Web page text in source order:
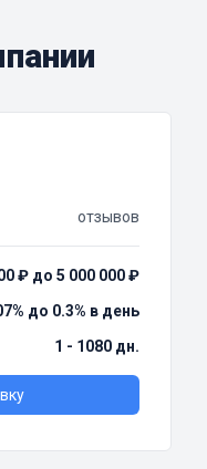
отзывов
₽ до 5 000 000 ₽
до 0.3% в день
1 - 1080 дн.